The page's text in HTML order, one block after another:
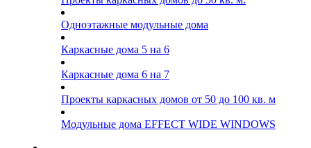
Одноэтажные модульные дома
Каркасные дома 5 на 6
Каркасные дома 6 на 7
Проекты каркасных домов от 50 до 100 кв. м
Модульные дома EFFECT WIDE WINDOWS